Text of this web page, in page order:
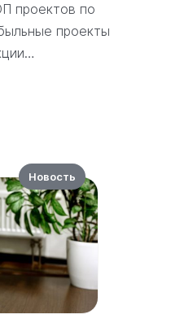
проектов по
проекты
Новость